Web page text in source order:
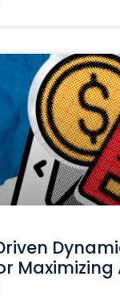
Maximizing